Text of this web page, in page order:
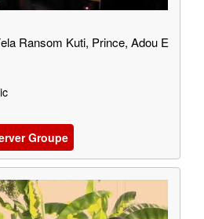
Ransom Kuti, Prince, Adou E
Groupe